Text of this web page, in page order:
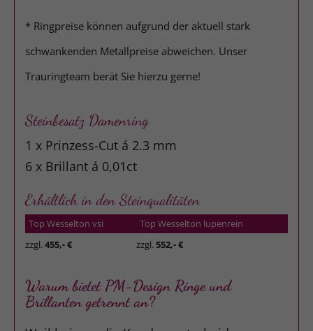
* Ringpreise können aufgrund der aktuell stark
schwankenden Metallpreise abweichen. Unser
Trauringteam berät Sie hierzu gerne!
Steinbesatz Damenring
1 x Prinzess-Cut á 2.3 mm
6 x Brillant á 0,01ct
Erhältlich in den Steinqualitäten
Top Wesselton vsi
Top Wesselton lupenrein
zzgl.455,- € zzgl.552,- €
Warum bietet PM-Design Ringe und
Brillanten getrennt an?